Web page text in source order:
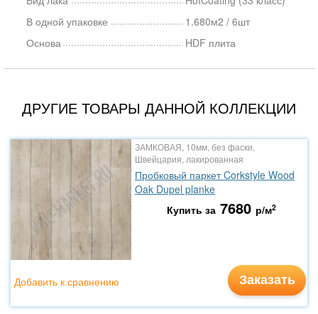
В одной упаковке
1.680м2 / 6шт
Основа
HDF плита
ДРУГИЕ ТОВАРЫ ДАННОЙ КОЛЛЕКЦИИ
ЗАМКОВАЯ, 10мм, без фаски,
Швейцария, лакированная
Пробковый паркет Corkstyle Wood
Oak Dupel planke
Купить за 7680 р/м2
Заказать
Добавить к сравнению